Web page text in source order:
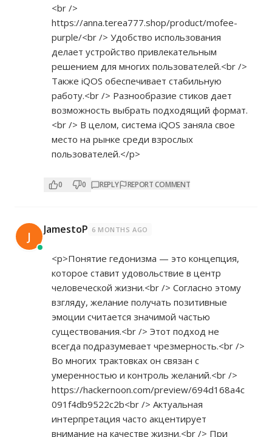
<br />
https://anna.terea777.shop/product/mofee-
purple/<br /> Удобство использования
делает устройство привлекательным
решением для многих пользователей.<br />
Также iQOS обеспечивает стабильную
работу.<br /> Разнообразие стиков дает
возможность выбрать подходящий формат.
<br /> В целом, система iQOS заняла свое
место на рынке среди взрослых
пользователей.</p>
0 0 REPLY REPORT COMMENT
J JamestoP 6 MONTHS AGO
<p>Понятие гедонизма — это концепция,
которое ставит удовольствие в центр
человеческой жизни.<br /> Согласно этому
взгляду, желание получать позитивные
эмоции считается значимой частью
существования.<br /> Этот подход не
всегда подразумевает чрезмерность.<br />
Во многих трактовках он связан с
умеренностью и контроль желаний.<br />
https://hackernoon.com/preview/694d168a4c
091f4db9522c2b<br /> Актуальная
интерпретация часто акцентирует
внимание на качестве жизни.<br /> При